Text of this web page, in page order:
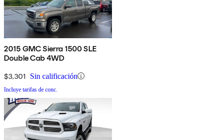
2015 GMC Sierra 1500 SLE
Double Cab 4WD
$3,301 Sin calificación
Incluye tarifas de conc.